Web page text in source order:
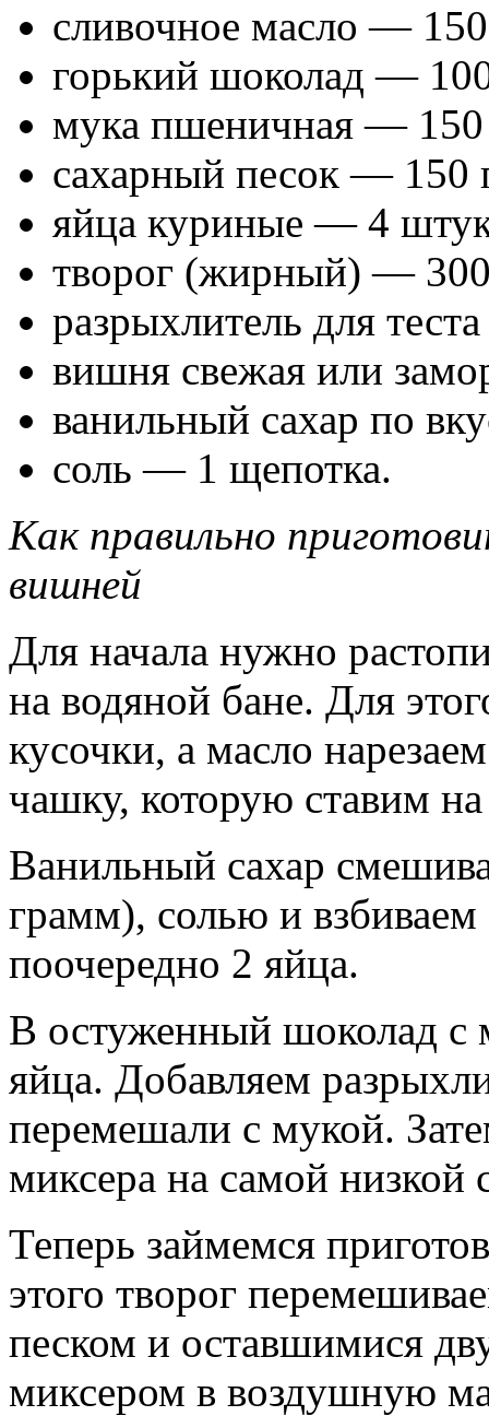
сливочное масло —
горький шоколад —
мука пшеничная —
сахарный песок — 150
яйца куриные — 4
творог (жирный) —
разрыхлитель для
вишня свежая или
ванильный сахар по
соль — 1 щепотка.
Как правильно
вишней
Для начала нужно
на водяной бане. Для
кусочки, а масло
чашку, которую ставим
Ванильный сахар
грамм), солью и
поочередно 2 яйца.
В остуженный шоколад с
яйца. Добавляем
перемешали с мукой.
миксера на самой низкой
Теперь займемся
этого творог
песком и оставшимися
миксером в воздушную